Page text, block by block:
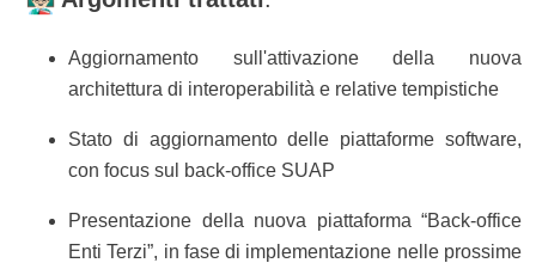
Aggiornamento sull'attivazione della nuova
architettura di interoperabilità e relative tempistiche
Stato di aggiornamento delle piattaforme software,
con focus sul back-office SUAP
Presentazione della nuova piattaforma “Back-office
Enti Terzi”, in fase di implementazione nelle prossime